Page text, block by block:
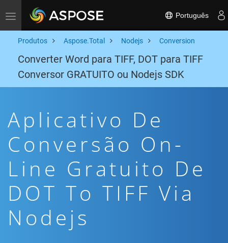
Toggle navigation Português
Produtos Aspose.Total Nodejs Conversion
Converter Word para TIFF, DOT para TIFF
Conversor GRATUITO ou Nodejs SDK
Aplicativo De
Conversão On-
Line Gratuito De
DOT To TIFF Via
Nodejs